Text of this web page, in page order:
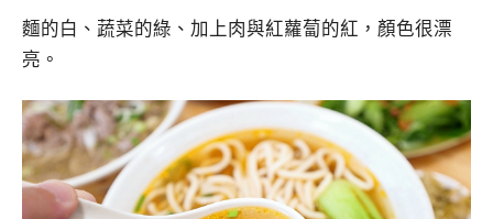
麵的白、蔬菜的綠、加上肉與紅蘿蔔的紅，顏色很漂
亮。